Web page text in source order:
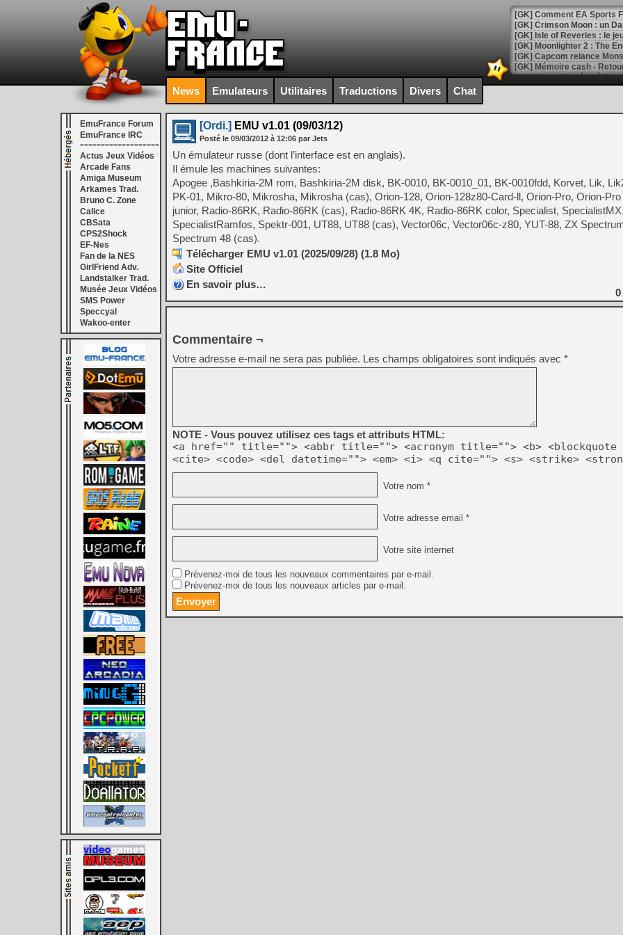
[GK] Comment EA Sports
[GK] Crimson Moon : un
[GK] Isle of Reveries : le
[GK] Moonlighter 2 : The
[GK] Capcom relance
[Mo5] Deux inédits du
[GK] Le beat'em up The
[GK] Endless Legend 2 :
[LS] [PS5] Le WebKit
[GK] Oubliez Crazy Taxi,
[LS] [Switch] NSZ 5.0.0
[GK] No More Room in
[GK] Un chatbot Atelier
[GK] Mémoire cash -
[GK] Nvidia : le prix des
[GK] Suikoden Star Leap
[Mo5] La mini borne
[GK] Atari renoue avec les
[GK] Le studio de FIFA
[GK] La PlayStation 1 en
[GK] Dawn of War 4 : les
[GK] CloverPit : l'héritier
[GK] Stellar Blade : Blood
[GK] Palworld Online est
[GK] Wuchang 2 : le
[GK] Test : Big Walk est
[GK] Starsand Island : la
[GK] Dan Houser (GTA)
News Emulateurs Utilitaires Traductions Divers Chat
EmuFrance Forum
EmuFrance IRC
===================
Actus Jeux Vidéos
Arcade Fans
Amiga Museum
Arkames Trad.
Bruno C. Zone
Calice
CBSata
CPS2Shock
EF-Nes
Fan de la NES
GirlFriend Adv.
Landstalker Trad.
Musée Jeux Vidéos
SMS Power
Speccyal
Wakoo-enter
[Ordi.] EMU v1.01 (09/03/12)
Posté le 09/03/2012 à 12:06 par Jets
Un émulateur russe (dont l’interface est en anglais).
Il émule les machines suivantes:
Apogee ,Bashkiria-2M rom, Bashkiria-2M disk, BK-0010, BK-0010_01, BK-0010fdd, Korvet, Lik,
PK-01, Mikro-80, Mikrosha, Mikrosha (cas), Orion-128, Orion-128z80-Card-ll, Orion-Pro, Orion-Pro
junior, Radio-86RK, Radio-86RK (cas), Radio-86RK 4K, Radio-86RK color, Specialist, SpecialistMX,
SpecialistRamfos, Spektr-001, UT88, UT88 (cas), Vector06c, Vector06c-z80, YUT-88, ZX
Spectrum 48 (cas).
Télécharger EMU v1.01 (2025/09/28) (1.8 Mo)
Site Officiel
En savoir plus…
0
Commentaire ¬
Votre adresse e-mail ne sera pas publiée. Les champs obligatoires sont indiqués avec *
NOTE - Vous pouvez utilisez ces tags et attributs HTML:
<a href="" title=""> <abbr title=""> <acronym title=""> <b> <blockquote
<cite> <code> <del datetime=""> <em> <i> <q cite=""> <s> <strike>
Votre nom *
Votre adresse email *
Votre site internet
Prévenez-moi de tous les nouveaux commentaires par e-mail.
Prévenez-moi de tous les nouveaux articles par e-mail.